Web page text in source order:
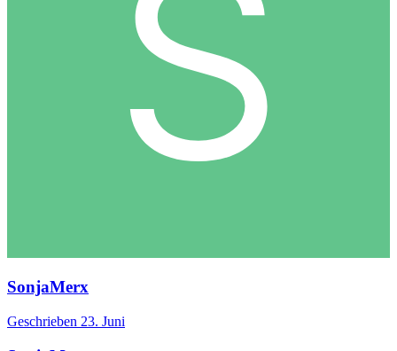
SonjaMerx
Geschrieben 23. Juni